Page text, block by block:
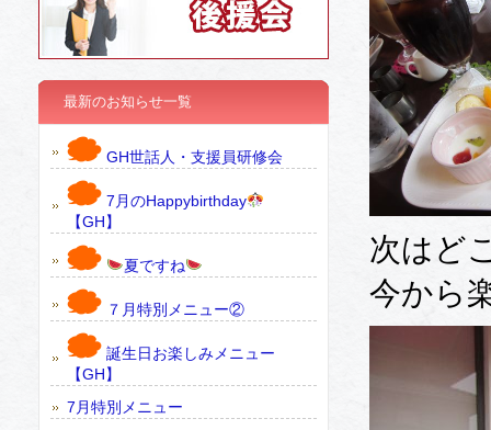
次はど
今から
最新のお知らせ一覧
GH世話人・支援員研修会
7月のHappybirthday
【GH】
夏ですね
７月特別メニュー②
誕生日お楽しみメニュー
【GH】
7月特別メニュー